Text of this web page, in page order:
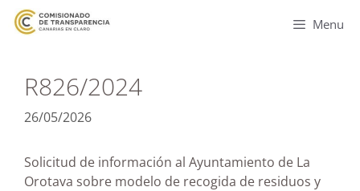
Menu
R826/2024
26/05/2026
Solicitud de información al Ayuntamiento de La
Orotava sobre modelo de recogida de residuos y